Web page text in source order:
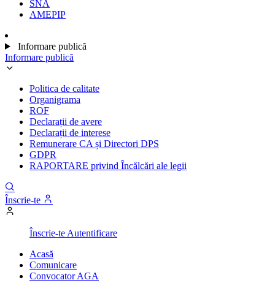
SNA
AMEPIP
Informare publică
Informare publică
Politica de calitate
Organigrama
ROF
Declarații de avere
Declarații de interese
Remunerare CA și Directori DPS
GDPR
RAPORTARE privind Încălcări ale legii
Înscrie-te
Înscrie-te Autentificare
Acasă
Comunicare
Convocator AGA